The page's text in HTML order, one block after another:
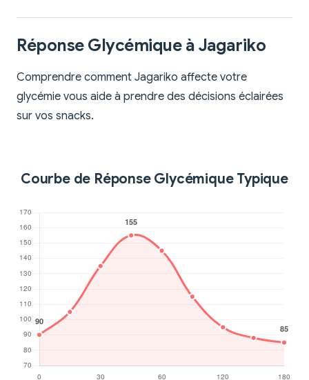
Réponse Glycémique à Jagariko
Comprendre comment Jagariko affecte votre
glycémie vous aide à prendre des décisions éclairées
sur vos snacks.
Courbe de Réponse Glycémique Typique